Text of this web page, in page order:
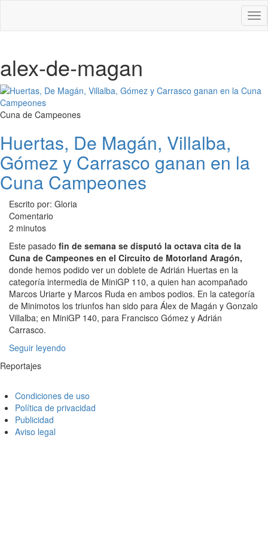
alex-de-magan
Cuna de Campeones
Huertas, De Magán, Villalba,
Gómez y Carrasco ganan en la
Cuna Campeones
Escrito por: Gloria
Comentario
2 minutos
Este pasado fin de semana se disputó la octava cita de la
Cuna de Campeones en el Circuito de Motorland Aragón,
donde hemos podido ver un doblete de Adrián Huertas en la
categoría intermedia de MiniGP 110, a quien han acompañado
Marcos Uriarte y Marcos Ruda en ambos podios. En la categoría
de Minimotos los triunfos han sido para Álex de Magán y Gonzalo
Villalba; en MiniGP 140, para Francisco Gómez y Adrián
Carrasco.
Seguir leyendo
Reportajes
Condiciones de uso
Política de privacidad
Publicidad
Aviso legal